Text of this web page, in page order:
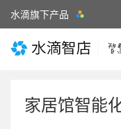
水滴旗下产品
家居馆智能